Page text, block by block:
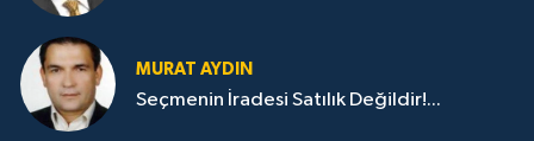
MURAT AYDIN
Seçmenin İradesi Satılık Değildir!...